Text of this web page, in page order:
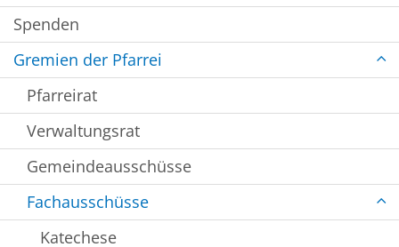
Spenden
Gremien der Pfarrei
Pfarreirat
Verwaltungsrat
Gemeindeausschüsse
Fachausschüsse
Katechese